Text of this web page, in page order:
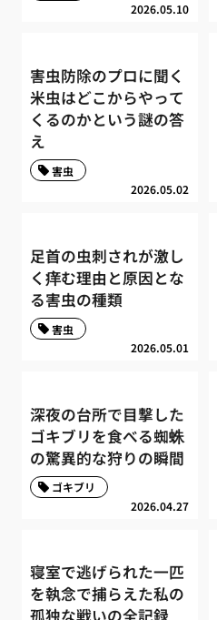
2026.05.10
害虫防除のプロに聞く
米虫はどこからやって
くるのかという謎の答
え
2026.05.02
害虫
足首の虫刺されが激し
く痒む理由と原因とな
る害虫の種類
2026.05.01
害虫
深夜の台所で目撃した
ゴキブリを食べる蜘蛛
の驚異的な狩りの瞬間
2026.04.27
ゴキブリ
寝室で逃げられた一匹
を執念で捕らえた私の